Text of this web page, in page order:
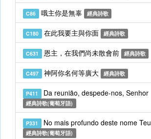
C86 哦主你是無辜 經典詩歌
C180 在此我要主與你面 經典詩歌
C631 恩主，在我們尚未散會前 經典詩歌
C497 神阿你名何等廣大 經典詩歌
P411 Da reunião, despede-nos, Senhor
經典詩歌(葡萄牙語)
P331 No mais profundo deste nome Teu
經典詩歌(葡萄牙語)